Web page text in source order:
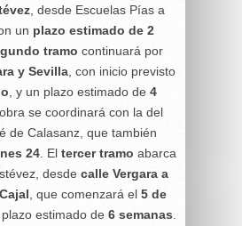
, desde Escuelas Pías a
un plazo estimado de 2
tramo continuará por
y Sevilla , con inicio previsto
, y un plazo estimado de 4
obra se coordinará con la del
de Calasanz, que también
24 . El tercer tramo abarca
desde calle Vergara a
, que comenzará el 5 de
plazo estimado de 6 semanas